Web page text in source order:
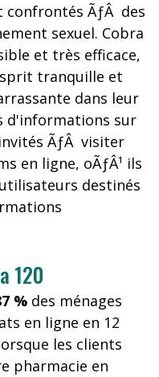
confrontés ÃƒÂ des
sexuel. Cobra
et très efficace,
tranquille et
dans leur
d'informations sur
ÃƒÂ visiter
en ligne, oÃƒÂ¹ ils
destinés
120
% des ménages
en ligne en 12
les clients
pharmacie en